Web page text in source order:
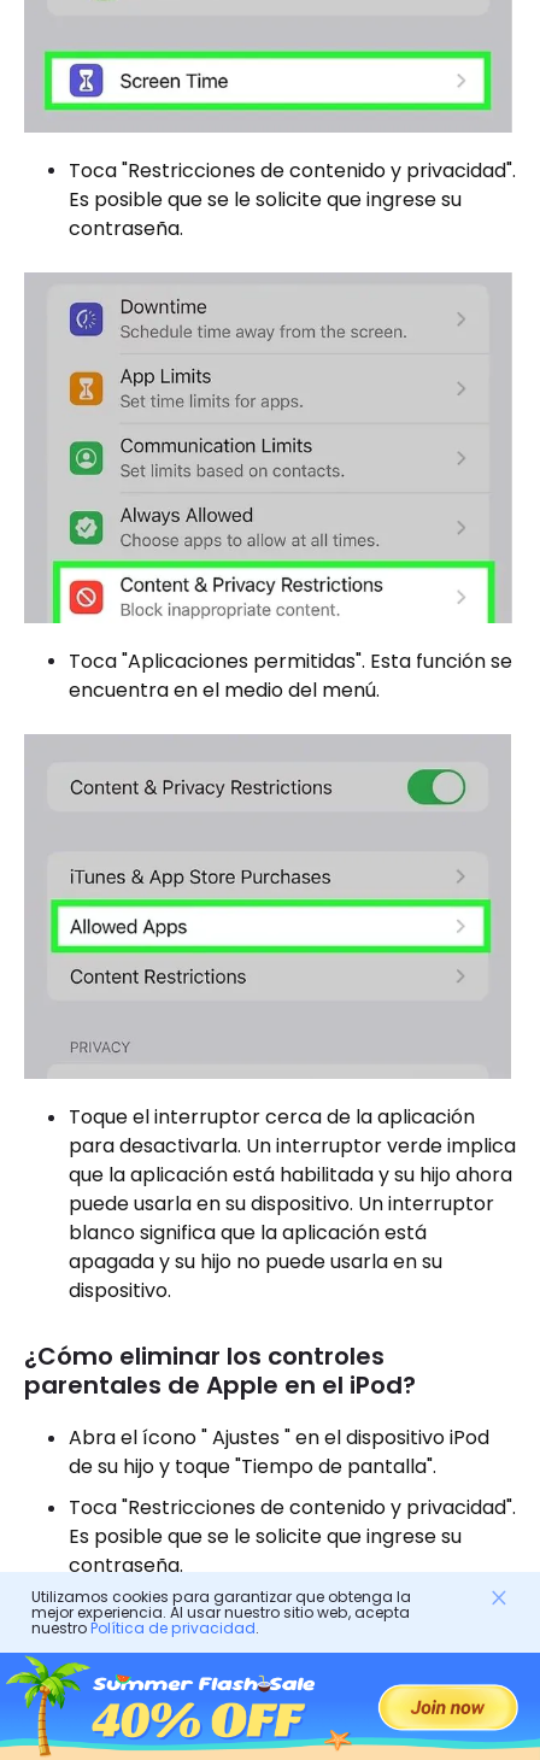
Toca "Restricciones de contenido y privacidad".
Es posible que se le solicite que ingrese su
contraseña.
Toca "Aplicaciones permitidas". Esta función se
encuentra en el medio del menú.
Toque el interruptor cerca de la aplicación
para desactivarla. Un interruptor verde implica
que la aplicación está habilitada y su hijo ahora
puede usarla en su dispositivo. Un interruptor
blanco significa que la aplicación está
apagada y su hijo no puede usarla en su
dispositivo.
¿Cómo eliminar los controles
parentales de Apple en el iPod?
Abra el ícono " Ajustes " en el dispositivo iPod
de su hijo y toque "Tiempo de pantalla".
Toca "Restricciones de contenido y privacidad".
Es posible que se le solicite que ingrese su
contraseña.
Toque "Aplicaciones permitidas". Esta función
se encuentra en el medio del menú.
Toque el interruptor cerca de la aplicación
para desactivarla. Un interruptor verde implica
que la aplicación está habilitada y su hijo ahora
Utilizamos cookies para garantizar que obtenga la
mejor experiencia. Al usar nuestro sitio web, acepta
nuestroPolítica de privacidad.